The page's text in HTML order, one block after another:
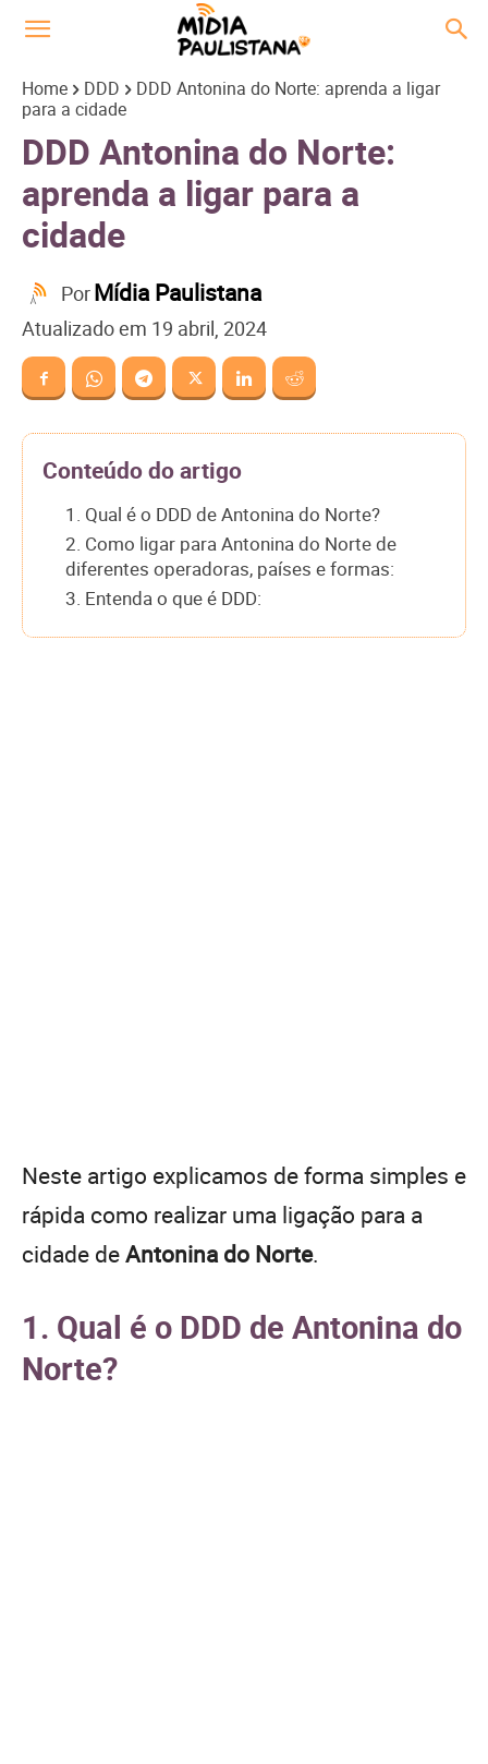
Home DDD
DDD Antonina do Norte: aprenda a ligar
para a cidade
DDD Antonina do Norte:
aprenda a ligar para a
cidade
PorMídia Paulistana
Atualizado em 19 abril, 2024
Conteúdo do artigo
1. Qual é o DDD de Antonina do Norte?
2. Como ligar para Antonina do Norte de
diferentes operadoras, países e formas:
3. Entenda o que é DDD:
Neste artigo explicamos de forma simples e
rápida como realizar uma ligação para a
cidade deAntonina do Norte.
1. Qual é o DDD de Antonina do
Norte?